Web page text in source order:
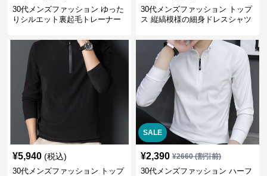
30代メンズファッション ゆった
りシルエット裏起毛トレーナー
30代メンズファッション トップ
ス 縦縞模様の細身ドレスシャツ
¥5,940 (税込)
30代メンズファッション トップ
SALE
¥2,390 ¥2660(割引前)
30代メンズファッション ハーフ